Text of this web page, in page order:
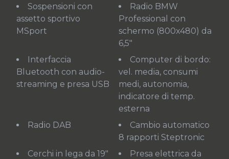
Sospensioni con
assetto sportivo
MSport
Radio BMW
Professional con
schermo (800x480) da
6,5"
Interfaccia
Bluetooth con audio-
streaming e presa USB
Computer di bordo:
vel. media, consumi
medi, autonomia,
indicatore di temp.
esterna
Radio DAB
Cambio automatico
8 rapporti Steptronic
Cerchi in lega da 19"
Presa elettrica da